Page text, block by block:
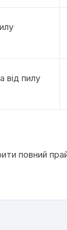
від пилу
повний